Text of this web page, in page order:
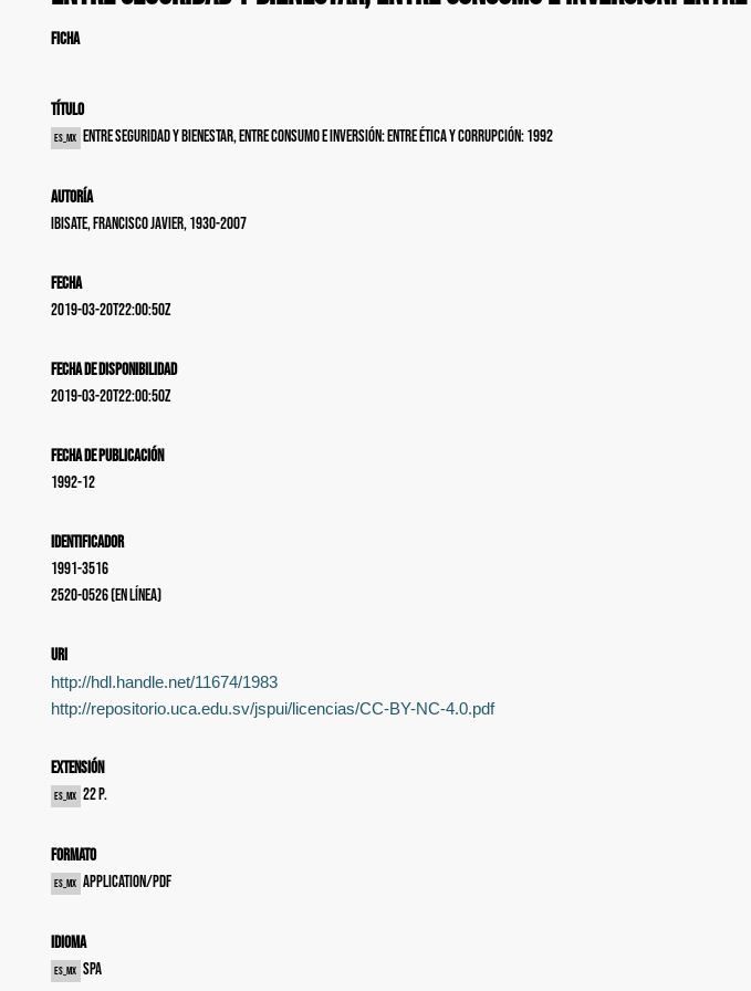
FICHA
Título
es_MX Entre seguridad y bienestar, entre consumo e inversión: entre ética y corrupción: 1992
Autoría
Ibisate, Francisco Javier, 1930-2007
Fecha
2019-03-20T22:00:50Z
Fecha de disponibilidad
2019-03-20T22:00:50Z
Fecha de publicación
1992-12
Identificador
1991-3516
2520-0526 (en línea)
uri
http://hdl.handle.net/11674/1983
http://repositorio.uca.edu.sv/jspui/licencias/CC-BY-NC-4.0.pdf
Extensión
es_MX 22 p.
Formato
es_MX application/pdf
Idioma
es_MX spa